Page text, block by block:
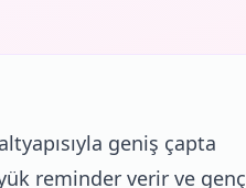
geniş çapta
reminder verir ve genç